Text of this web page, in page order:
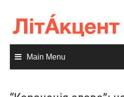
content
Main Menu